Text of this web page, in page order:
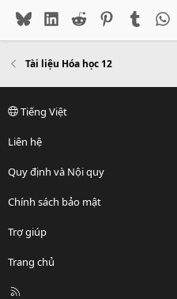
BlueskyLinkedIn
Reddit PinterestTumblr
Tài liệu Hóa học 12
Tiếng Việt
Liên hệ
Quy định và Nội quy
Chính sách bảo mật
Trợ giúp
Trang chủ
R